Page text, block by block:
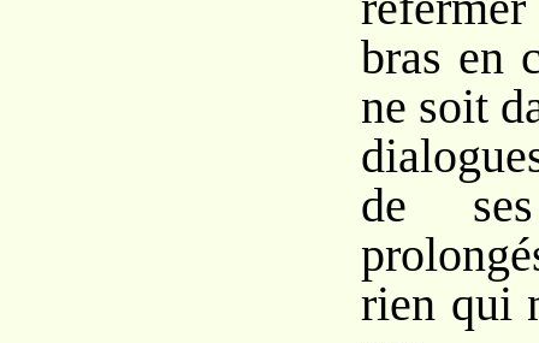
bras en
ne soit
de
rien qui